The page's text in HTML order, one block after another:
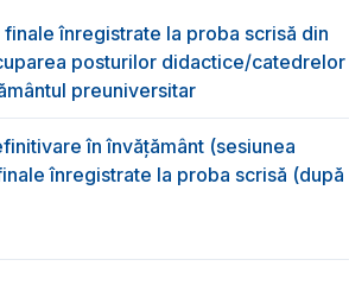
înregistrate la proba scrisă din
posturilor didactice/catedrelor
preuniversitar
în învățământ (sesiunea
înregistrate la proba scrisă (după